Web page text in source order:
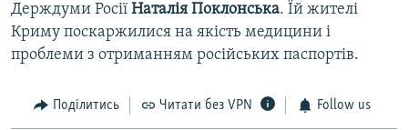
Держдуми Росії Наталія Поклонська. Їй жителі
Криму поскаржилися на якість медицини і
проблеми з отриманням російських паспортів.
Поділитись Читати без VPN Follow us